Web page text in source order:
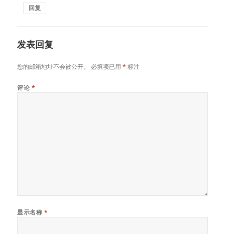
回复
发表回复
您的邮箱地址不会被公开。 必填项已用* 标注
评论 *
显示名称 *